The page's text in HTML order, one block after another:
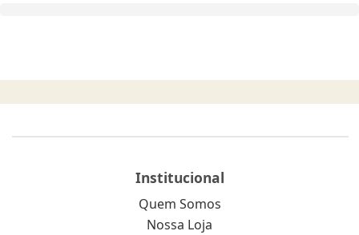
Institucional
Quem Somos
Nossa Loja